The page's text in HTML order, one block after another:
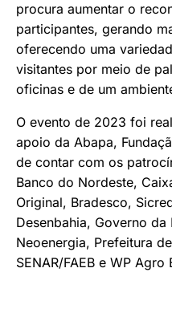
procura aumentar o
participantes, gerando
oferecendo uma
visitantes por meio de
oficinas e de um
O evento de 2023 foi
apoio da Abapa,
de contar com os
Banco do Nordeste,
Original, Bradesco,
Desenbahia, Governo da
Neoenergia, Prefeitura
SENAR/FAEB e WP Agro